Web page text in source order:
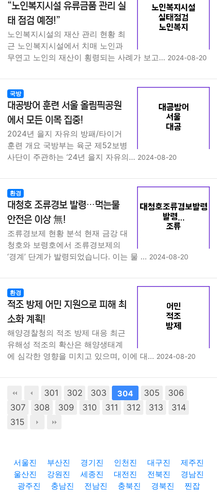
“노인복지시설 유류금품 관리 실
태 점검 예정!”
노인복지시설의 재산 관리 현황 최
근 노인복지시설에서 치매 노인과
무연고 노인의 재산이 횡령되는 사례가 보고… 2024-08-20
국방
대공방어 훈련 서울 올림픽공원
에서 모든 이목 집중!
2024년 을지 자유의 방패/타이거
훈련 개요 국방부는 육군 제52보병
사단이 주관하는 ‘24년 을지 자유의… 2024-08-20
환경
대청호 조류경보 발령…먹는물
안전은 이상 無!
조류경보제 현황 분석 현재 금강 대
청호와 보령호에서 조류경보제의
‘경계’ 단계가 발령되었습니다. 이는 물 … 2024-08-20
환경
적조 방제 어민 지원으로 피해 최
소화 계획!
해양경찰청의 적조 방제 대응 최근
유해성 적조의 확산은 해양생태계
에 심각한 영향을 미치고 있으며, 이에 대… 2024-08-20
301 302 303 304 305
306
307
308 309 310 311 312 313
314
315
서울진 부산진 경기진 인천진 대구진
제주진
울산진
강원진 세종진 대전진 전북진
경남진
광주진
충남진 전남진 충북진 경북진 찐잡